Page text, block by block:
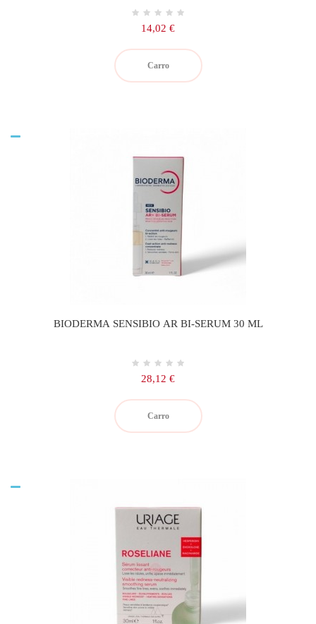
Precio
14,02 €
Carro
BIODERMA SENSIBIO AR BI-SERUM 30 ML
Precio
28,12 €
Carro